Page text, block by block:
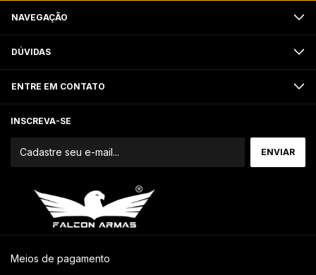
NAVEGAÇÃO
DÚVIDAS
ENTRE EM CONTATO
INSCREVA-SE
Meios de pagamento